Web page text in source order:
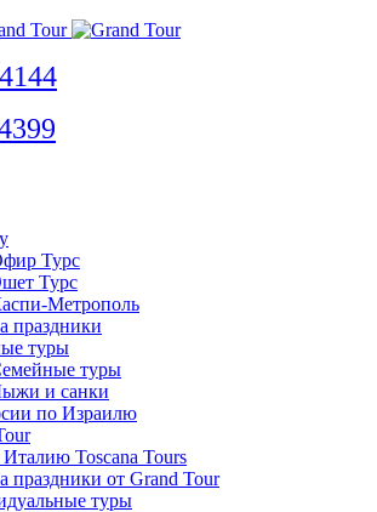
Турс
Турс
Метрополь
праздники
туры
туры
и санки
по Израилю
Toscana Tours
праздники от Grand Tour
туры